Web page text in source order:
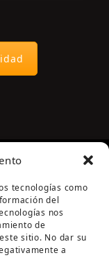
tecnologías como
del
nos
de
sitio. No dar su
a
de Córdoba